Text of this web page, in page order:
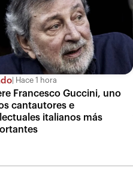
Hace 1 hora
Francesco Guccini, uno
cantautores e
italianos más